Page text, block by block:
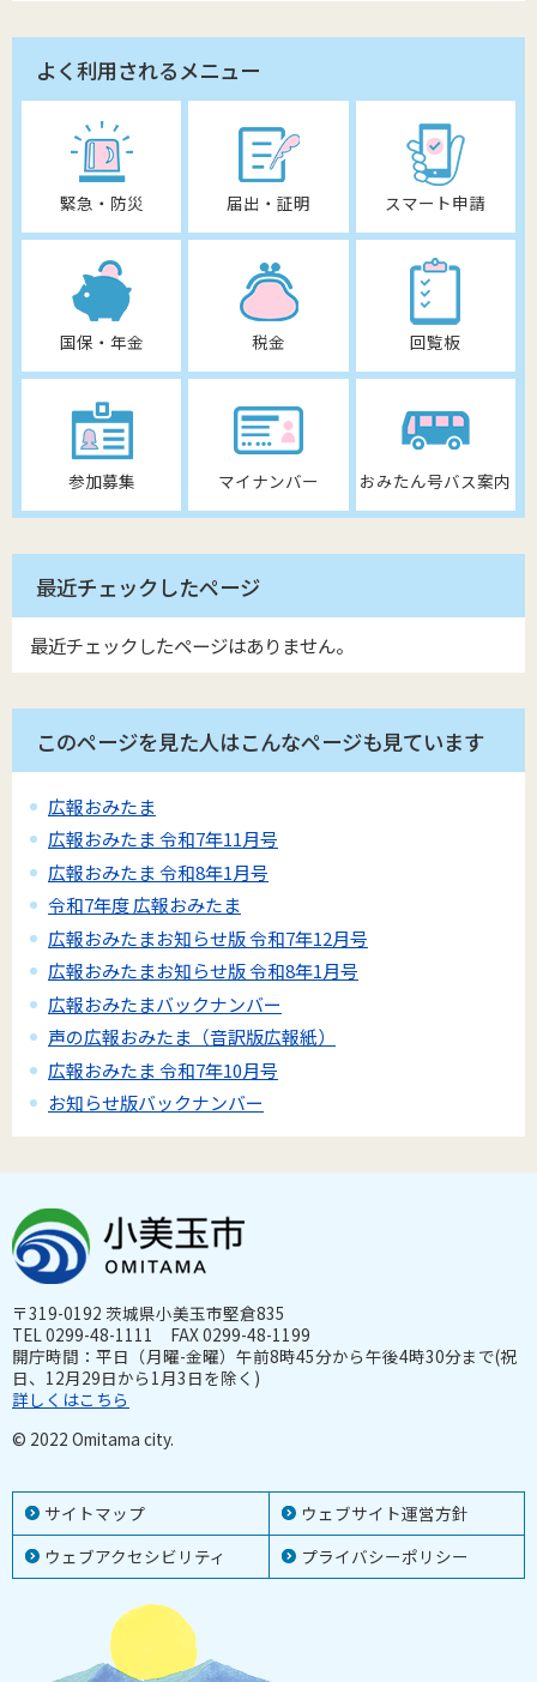
よく利用されるメニュー
緊急・防災 届出・証明 スマート申請
国保・年金 税金 回覧板
参加募集 マイナンバー おみたん号バス案内
最近チェックしたページ
最近チェックしたページはありません。
このページを見た人はこんなページも見ています
広報おみたま
広報おみたま 令和7年11月号
広報おみたま 令和8年1月号
令和7年度 広報おみたま
広報おみたまお知らせ版 令和7年12月号
広報おみたまお知らせ版 令和8年1月号
広報おみたまバックナンバー
声の広報おみたま（音訳版広報紙）
広報おみたま 令和7年10月号
お知らせ版バックナンバー
サイトマップ
ウェブサイト運営方針
ウェブアクセシビリティ
プライバシーポリシー
〒319-0192 茨城県小美玉市堅倉835
TEL 0299-48-1111 FAX 0299-48-1199
開庁時間：平日（月曜-金曜）午前8時45分から午後4時30分まで(祝
日、12月29日から1月3日を除く)
詳しくはこちら
© 2022 Omitama city.